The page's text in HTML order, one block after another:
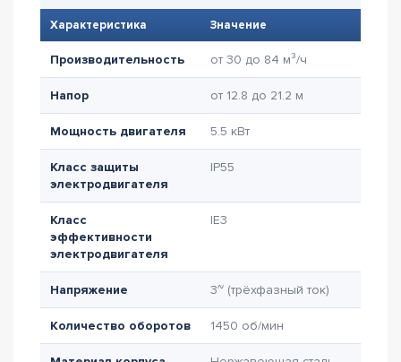
Характеристика Значение
Производительность от 30 до 84 м³/ч
Напор от 12.8 до 21.2 м
Мощность двигателя 5.5 кВт
Класс защиты
электродвигателя
IP55
Класс
эффективности
электродвигателя
IE3
Напряжение 3~ (трёхфазный ток)
Количество оборотов 1450 об/мин